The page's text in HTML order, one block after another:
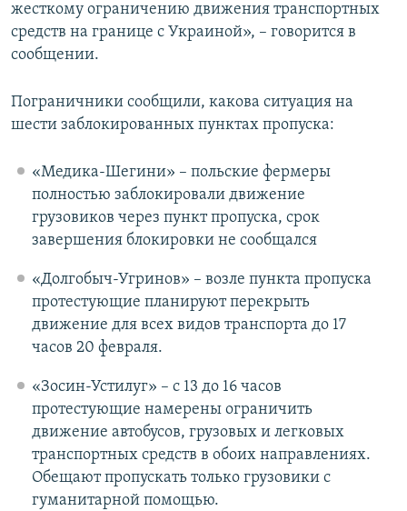
жесткому ограничению движения транспортных
средств на границе с Украиной», – говорится в
сообщении.
Пограничники сообщили, какова ситуация на
шести заблокированных пунктах пропуска:
«Медика-Шегини» – польские фермеры
полностью заблокировали движение
грузовиков через пункт пропуска, срок
завершения блокировки не сообщался
«Долгобыч-Угринов» – возле пункта пропуска
протестующие планируют перекрыть
движение для всех видов транспорта до 17
часов 20 февраля.
«Зосин-Устилуг» – с 13 до 16 часов
протестующие намерены ограничить
движение автобусов, грузовых и легковых
транспортных средств в обоих направлениях.
Обещают пропускать только грузовики с
гуманитарной помощью.